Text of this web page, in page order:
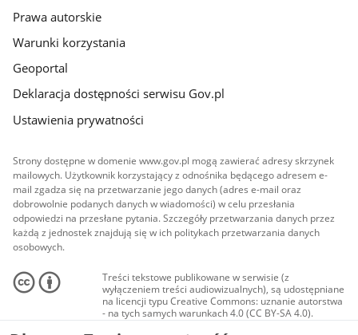
Prawa autorskie
Warunki korzystania
Geoportal
Deklaracja dostępności serwisu Gov.pl
Ustawienia prywatności
Strony dostępne w domenie www.gov.pl mogą zawierać adresy skrzynek
mailowych. Użytkownik korzystający z odnośnika będącego adresem e-
mail zgadza się na przetwarzanie jego danych (adres e-mail oraz
dobrowolnie podanych danych w wiadomości) w celu przesłania
odpowiedzi na przesłane pytania. Szczegóły przetwarzania danych przez
każdą z jednostek znajdują się w ich politykach przetwarzania danych
osobowych.
Treści tekstowe publikowane w serwisie (z
wyłączeniem treści audiowizualnych), są udostępniane
na licencji typu Creative Commons: uznanie autorstwa
- na tych samych warunkach 4.0 (CC BY-SA 4.0).
Materiały audiowizualne, w tym zdjęcia, materiały